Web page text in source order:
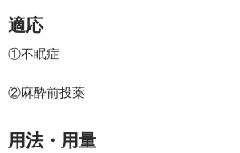
適応
①不眠症
②麻酔前投薬
用法・用量